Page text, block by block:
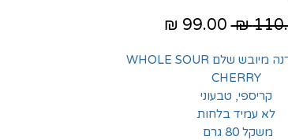
מחיר
דובדבן אמרנה מיובש שלם WHOLE SOUR
CHERRY
קריספי, טבעוני
לא עמיד בלחות
משקל 80 גרם